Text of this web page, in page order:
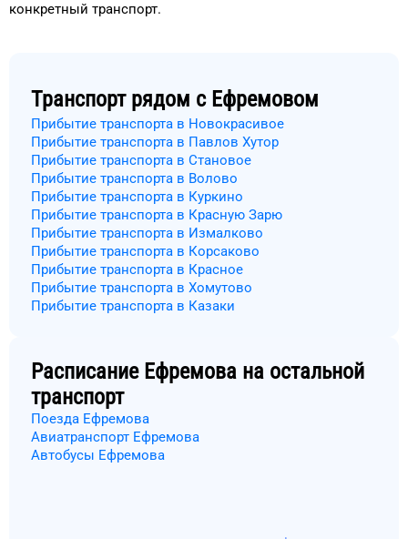
конкретный транспорт.
Транспорт рядом с Ефремовом
Прибытие транспорта в Новокрасивое
Прибытие транспорта в Павлов Хутор
Прибытие транспорта в Становое
Прибытие транспорта в Волово
Прибытие транспорта в Куркино
Прибытие транспорта в Красную Зарю
Прибытие транспорта в Измалково
Прибытие транспорта в Корсаково
Прибытие транспорта в Красное
Прибытие транспорта в Хомутово
Прибытие транспорта в Казаки
Расписание Ефремова на остальной
транспорт
Поезда Ефремова
Авиатранспорт Ефремова
Автобусы Ефремова